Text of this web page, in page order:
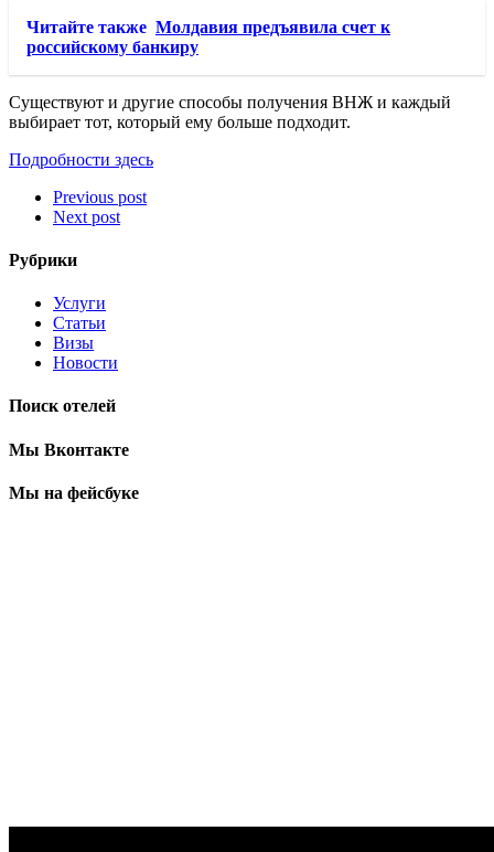
Читайте также Молдавия предъявила счет к
российскому банкиру
Существуют и другие способы получения ВНЖ и каждый
выбирает тот, который ему больше подходит.
Подробности здесь
Previous post
Next post
Рубрики
Услуги
Статьи
Визы
Новости
Поиск отелей
Мы Вконтакте
Мы на фейсбуке